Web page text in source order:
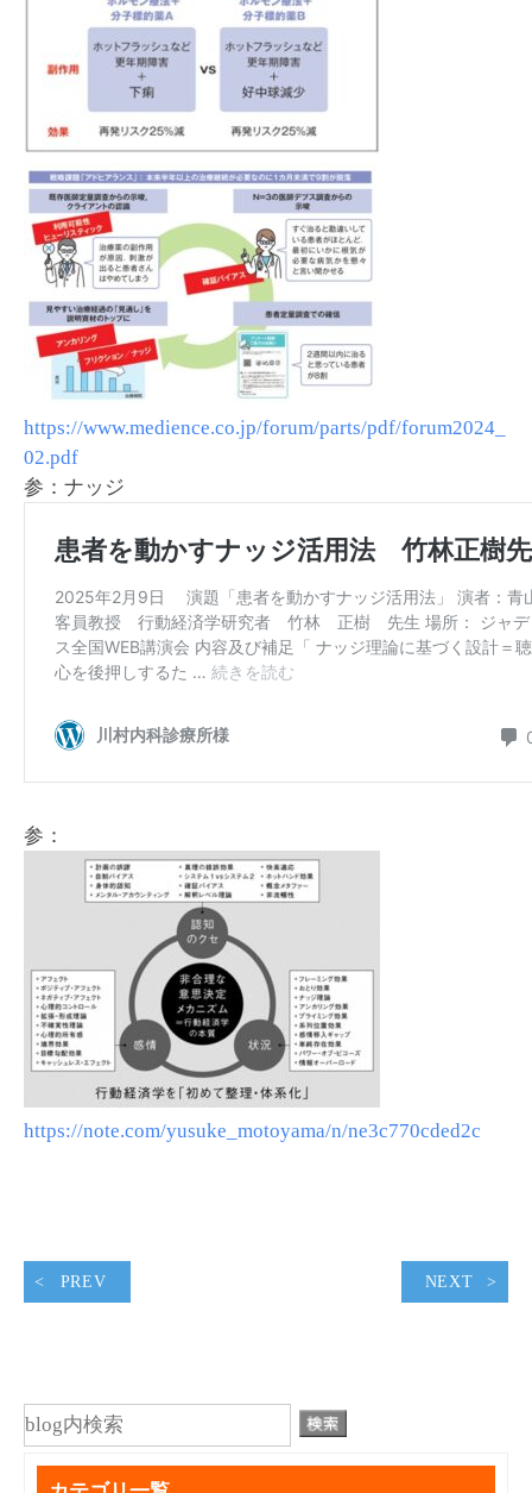
https://www.medience.co.jp/forum/parts/pdf/forum2024_
02.pdf
参：ナッジ
参：
https://note.com/yusuke_motoyama/n/ne3c770cded2c
PREV NEXT